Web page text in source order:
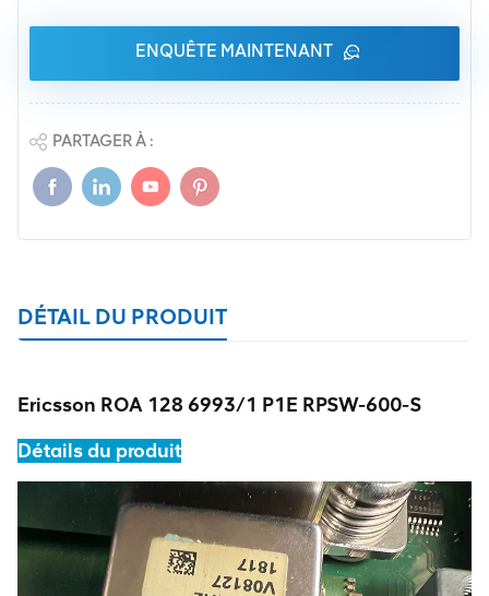
ENQUÊTE MAINTENANT
PARTAGER À :
DÉTAIL DU PRODUIT
Ericsson ROA 128 6993/1 P1E RPSW-600-S
Détails du produit